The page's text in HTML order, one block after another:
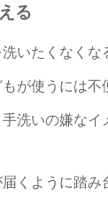
る
いたくなく
が使うには
洗いの嫌なイ
届くように踏